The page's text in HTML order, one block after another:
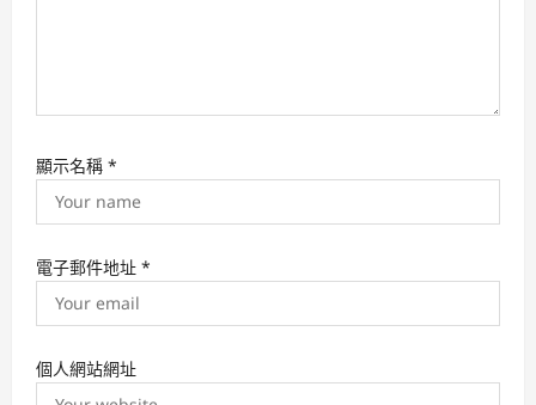
顯示名稱 *
電子郵件地址 *
個人網站網址